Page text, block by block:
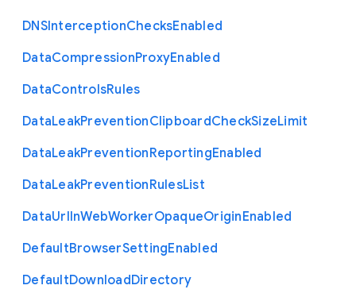
DNSInterceptionChecksEnabled
DataCompressionProxyEnabled
DataControlsRules
DataLeakPreventionClipboardCheckSizeLimit
DataLeakPreventionReportingEnabled
DataLeakPreventionRulesList
DataUrlInWebWorkerOpaqueOriginEnabled
DefaultBrowserSettingEnabled
DefaultDownloadDirectory